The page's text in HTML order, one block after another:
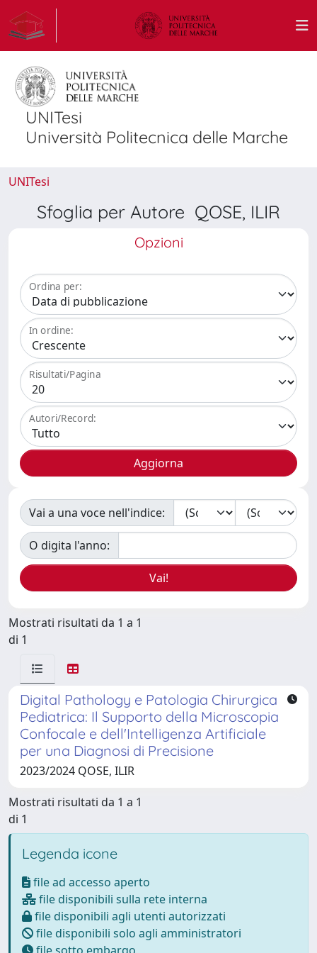
UNITesi
Università Politecnica delle Marche
UNITesi
Sfoglia per Autore QOSE, ILIR
Opzioni
Ordina per:
In ordine:
Risultati/Pagina
Autori/Record:
Vai a una voce nell'indice:
O digita l'anno:
Mostrati risultati da 1 a 1
di 1
Digital Pathology e Patologia Chirurgica
Pediatrica: Il Supporto della Microscopia
Confocale e dell'Intelligenza Artificiale
per una Diagnosi di Precisione
2023/2024 QOSE, ILIR
Mostrati risultati da 1 a 1
di 1
Legenda icone
file ad accesso aperto
file disponibili sulla rete interna
file disponibili agli utenti autorizzati
file disponibili solo agli amministratori